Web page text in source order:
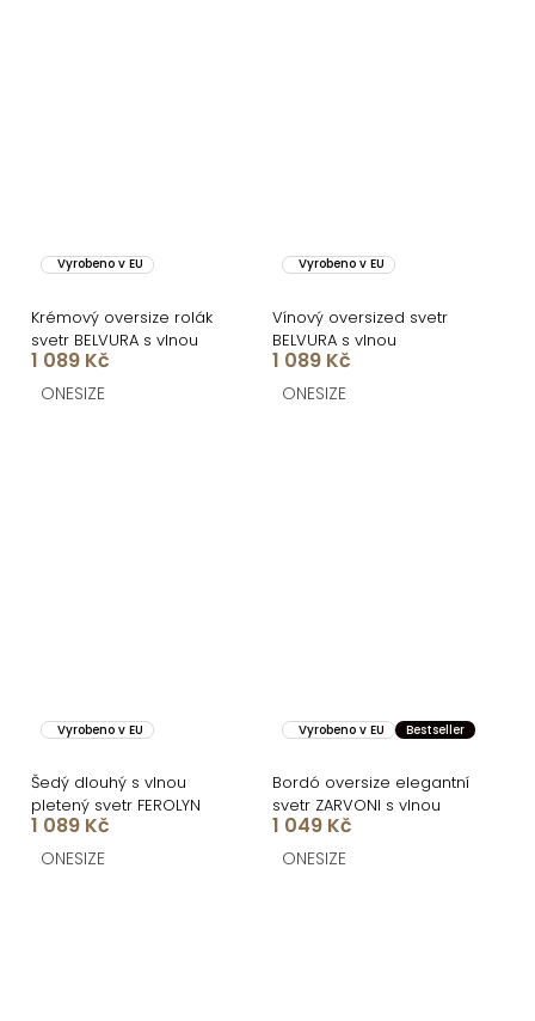
Vyrobeno v EU
Krémový oversize rolák
svetr BELVURA s vlnou
1 089 Kč
ONESIZE
Vyrobeno v EU
Vínový oversized svetr
BELVURA s vlnou
1 089 Kč
ONESIZE
Vyrobeno v EU
Šedý dlouhý s vlnou
pletený svetr FEROLYN
1 089 Kč
ONESIZE
Vyrobeno v EU Bestseller
Bordó oversize elegantní
svetr ZARVONI s vlnou
1 049 Kč
ONESIZE